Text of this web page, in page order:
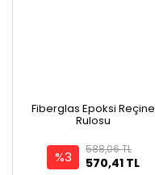
Fiberglas Epoksi Reçine
Rulosu
%3 570,41 TL
588,06 TL